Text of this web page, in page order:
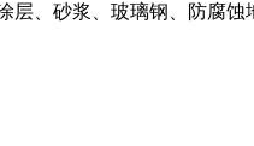
层、砂浆、玻璃钢、防腐